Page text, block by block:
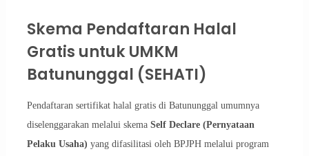
Skema Pendaftaran Halal
Gratis untuk UMKM
Batununggal (SEHATI)
Pendaftaran sertifikat halal gratis di Batununggal umumnya
diselenggarakan melalui skema Self Declare (Pernyataan
Pelaku Usaha) yang difasilitasi oleh BPJPH melalui program